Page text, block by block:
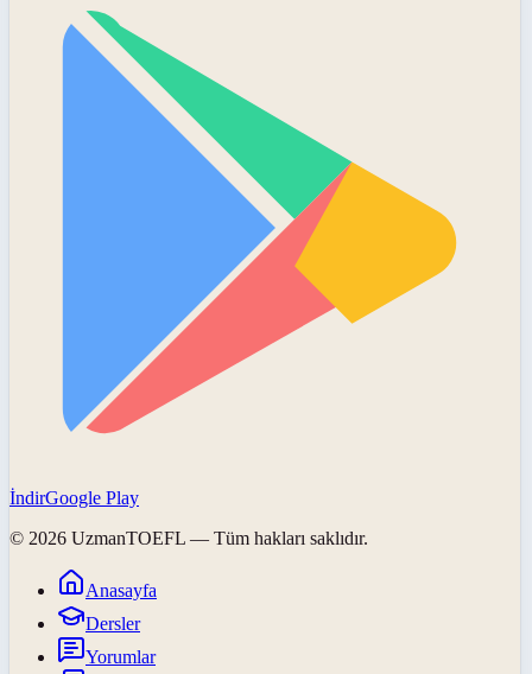
İndirGoogle Play
© 2026 UzmanTOEFL — Tüm hakları saklıdır.
Anasayfa
Dersler
Yorumlar